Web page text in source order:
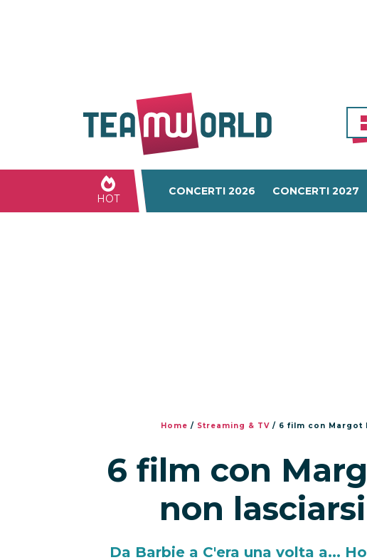
HOT
CONCERTI 2026 CONCERTI 2027
Home / Streaming & TV/ 6 film con Margot
6 film con
non
Da Barbie a C'era una volta a...